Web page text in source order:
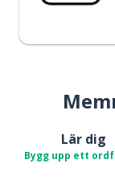
Lär dig
Bygg upp ett